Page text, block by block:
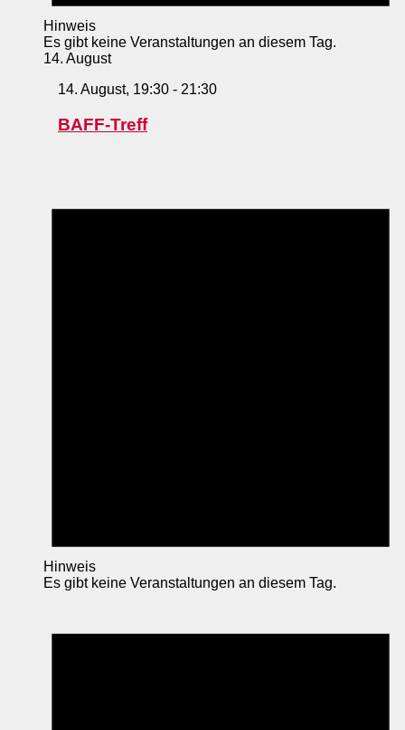
Hinweis
Es gibt keine Veranstaltungen an diesem Tag.
14. August
14. August, 19:30 - 21:30
BAFF-Treff
Hinweis
Es gibt keine Veranstaltungen an diesem Tag.